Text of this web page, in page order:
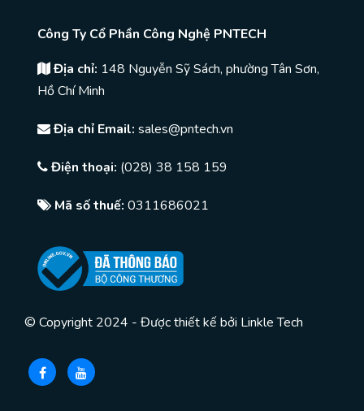
Công Ty Cổ Phần Công Nghệ PNTECH
Địa chỉ: 148 Nguyễn Sỹ Sách, phường Tân Sơn,
Hồ Chí Minh
Địa chỉ Email: sales@pntech.vn
Điện thoại: (028) 38 158 159
Mã số thuế: 0311686021
© Copyright 2024 - Được thiết kế bởi Linkle Tech